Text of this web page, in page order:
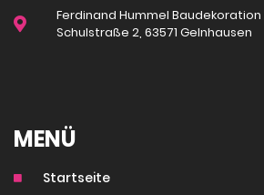
Ferdinand Hummel Baudekoration
Schulstraße 2, 63571 Gelnhausen
MENÜ
Startseite